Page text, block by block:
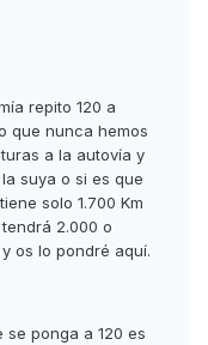
repito 120 a
que nunca hemos
a la autovía y
suya o si es que
solo 1.700 Km
2.000 o
os lo pondré aquí.
se ponga a 120 es